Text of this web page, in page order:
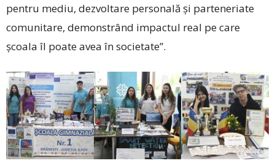
pentru mediu, dezvoltare personală și parteneriate
comunitare, demonstrând impactul real pe care
școala îl poate avea în societate”.